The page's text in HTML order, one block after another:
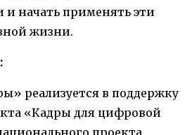
и начать применять эти
жизни.
реализуется в поддержку
«Кадры для цифровой
проекта